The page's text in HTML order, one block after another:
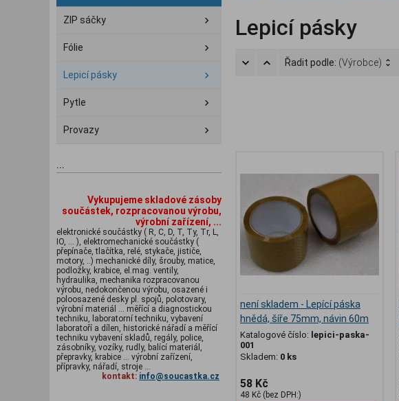
ZIP sáčky
Fólie
Lepicí pásky
Pytle
Provazy
...
Vykupujeme skladové zásoby
součástek, rozpracovanou výrobu,
výrobní zařízení, ...
elektronické součástky ( R, C, D, T, Ty, Tr, L,
IO, ... ), elektromechanické součástky (
přepínače, tlačítka, relé, stykače, jističe,
motory, ..) mechanické díly, šrouby, matice,
podložky, krabice, el.mag. ventily,
hydraulika, mechanika rozpracovanou
výrobu, nedokončenou výrobu, osazené i
poloosazené desky pl. spojů, polotovary,
výrobní materiál ... měřící a diagnostickou
techniku, laboratorní techniku, vybavení
laboratoří a dílen, historické nářadí a měřící
techniku vybavení skladů, regály, police,
zásobníky, vozíky, rudly, balící materiál,
přepravky, krabice ... výrobní zařízení,
přípravky, nářadí, stroje ...
kontakt: info@soucastka.cz
Lepicí pásky
Řadit podle: (Výrobce)
není skladem - Lepící páska
hnědá, šíře 75mm, návin 60m
Katalogové číslo: lepici-paska-
001
Skladem: 0 ks
58 Kč
48 Kč (bez DPH:)